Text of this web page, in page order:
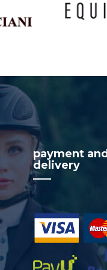
payment and
delivery